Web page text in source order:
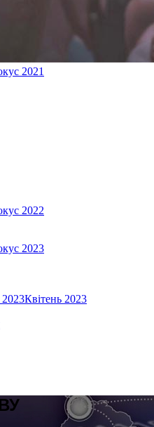
2021
2022
2023
Квітень 2023